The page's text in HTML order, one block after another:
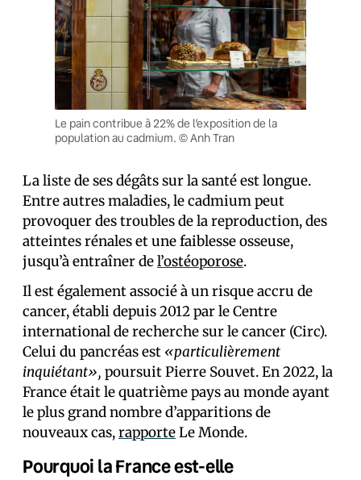
Le pain contribue à 22% de l’exposition de la
population au cadmium. © Anh Tran
La liste de ses dégâts sur la santé est longue.
Entre autres maladies, le cadmium peut
provoquer des troubles de la reproduction, des
atteintes rénales et une faiblesse osseuse,
jusqu’à entraîner del’ostéoporose.
Il est également associé à un risque accru de
cancer, établi depuis 2012 par le Centre
international de recherche sur le cancer (Circ).
Celui du pancréas est «particulièrement
inquiétant», poursuit Pierre Souvet. En 2022, la
France était le quatrième pays au monde ayant
le plus grand nombre d’apparitions de
nouveaux cas,rapporteLe Monde.
Pourquoi la France est-elle